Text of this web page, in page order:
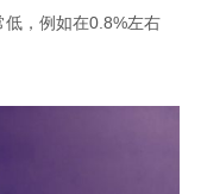
低，例如在0.8%左右